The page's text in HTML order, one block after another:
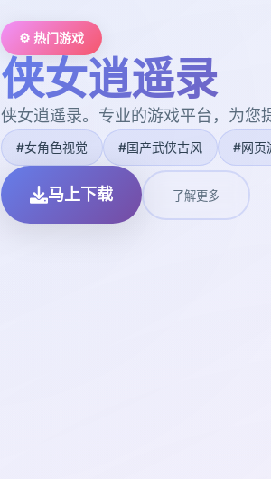
⚙️ 热门游戏
侠女逍遥录
侠女逍遥录。专业的游戏平台，为您
#女角色视觉 #国产武侠古风 #网页
马上下载 了解更多